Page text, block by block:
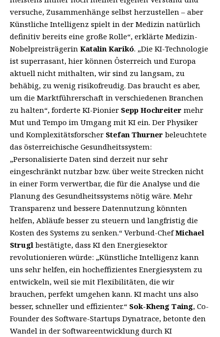
versuche, Zusammenhänge selbst herzustellen – aber
Künstliche Intelligenz spielt in der Medizin natürlich
definitiv bereits eine große Rolle“, erklärte Medizin-
Nobelpreisträgerin Katalin Karikó. „Die KI-Technologie
ist superrasant, hier können Österreich und Europa
aktuell nicht mithalten, wir sind zu langsam, zu
behäbig, zu wenig risikofreudig. Das braucht es aber,
um die Marktführerschaft in verschiedenen Branchen
zu halten“, forderte KI-Pionier Sepp Hochreiter mehr
Mut und Tempo im Umgang mit KI ein. Der Physiker
und Komplexitätsforscher Stefan Thurner beleuchtete
das österreichische Gesundheitssystem:
„Personalisierte Daten sind derzeit nur sehr
eingeschränkt nutzbar bzw. über weite Strecken nicht
in einer Form verwertbar, die für die Analyse und die
Planung des Gesundheitssystems nötig wäre. Mehr
Transparenz und bessere Datennutzung könnten
helfen, Abläufe besser zu steuern und langfristig die
Kosten des Systems zu senken.“ Verbund-ChefMichael
Strugl bestätigte, dass KI den Energiesektor
revolutionieren würde: „Künstliche Intelligenz kann
uns sehr helfen, ein hocheffizientes Energiesystem zu
entwickeln, weil sie mit Flexibilitäten, die wir
brauchen, perfekt umgehen kann. KI macht uns also
besser, schneller und effizienter.“ Sok-Kheng Taing, Co-
Founder des Software-Startups Dynatrace, betonte den
Wandel in der Softwareentwicklung durch KI